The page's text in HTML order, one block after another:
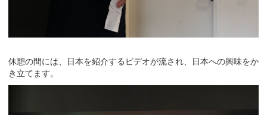
休憩の間には、日本を紹介するビデオが流され、日本への興味をか
き立てます。